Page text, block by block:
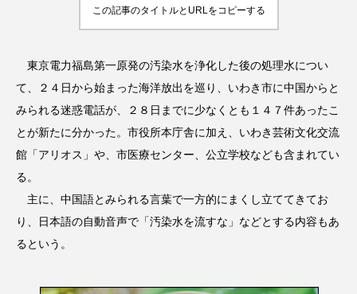
この記事のタイトルとURLをコピーする
東京電力福島第一原発の汚染水を浄化した後の処理水につい
て、２４日から始まった海洋放出を巡り、いわき市に中国からと
みられる迷惑電話が、２８日までに少なくとも１４７件あったこ
とが新たに分かった。市役所本庁舎に加え、いわき芸術文化交流
館「アリオス」や、市医療センター、公立学校なども含まれてい
る。
主に、中国語とみられる言葉で一方的にまくし立ててきてお
り、日本語の自動音声で「汚染水を流すな」などとする内容もあ
るという。